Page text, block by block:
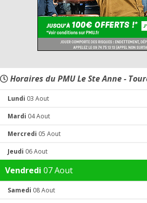
Horaires du PMU Le Ste Anne -
Lundi 03 Aout
Mardi 04 Aout
Mercredi 05 Aout
Jeudi 06 Aout
Vendredi 07 Aout
Samedi 08 Aout